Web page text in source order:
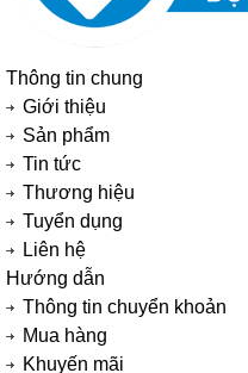
Thông tin chung
Giới thiệu
Sản phẩm
Tin tức
Thương hiệu
Tuyển dụng
Liên hệ
Hướng dẫn
Thông tin chuyển khoản
Mua hàng
Khuyến mãi